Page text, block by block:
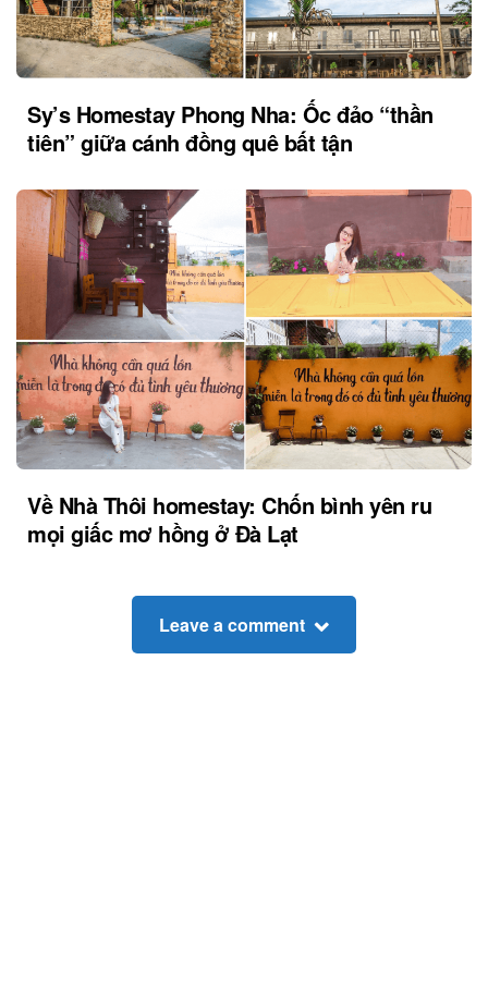
Sy’s Homestay Phong Nha: Ốc đảo “thần
tiên” giữa cánh đồng quê bất tận
Về Nhà Thôi homestay: Chốn bình yên ru
mọi giấc mơ hồng ở Đà Lạt
Leave a comment